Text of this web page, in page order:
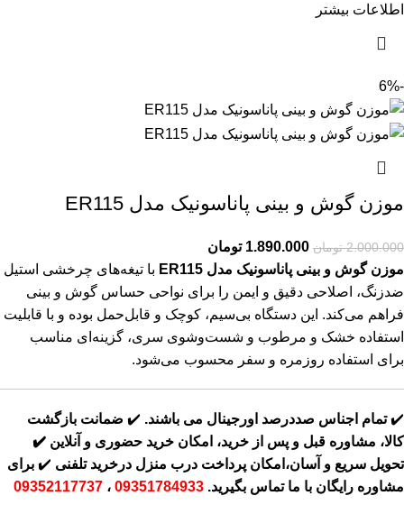
اطلاعات بیشتر
-6%
موزن گوش و بینی پاناسونیک مدل ER115
2.000.000 تومان 1.890.000 تومان
موزن گوش و بینی پاناسونیک مدل ER115
با تیغه‌های چرخشی استیل
ضدزنگ، اصلاحی دقیق و ایمن را برای نواحی حساس گوش و بینی
فراهم می‌کند. این دستگاه بی‌سیم، کوچک و قابل‌حمل بوده و با قابلیت
استفاده خشک و مرطوب و شست‌وشوی سری، گزینه‌ای مناسب
برای استفاده روزمره و سفر محسوب می‌شود.
✔️تمام اجناس صددرصد اورجینال می باشند. ✔️ ضمانت بازگشت
کالا، مشاوره قبل و پس از خرید، امکان خرید حضوری و آنلاین ✔️
تحویل سریع و آسان،امکان پرداخت درب منزل درخرید تلفنی ✔️ برای
مشاوره رایگان با ما تماس بگیرید. 09351784933 ، 09352117737